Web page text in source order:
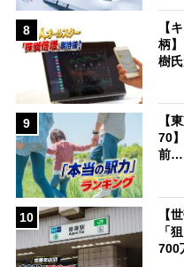
8
【
柄
樹
9
【
70
前
10
【
「
700